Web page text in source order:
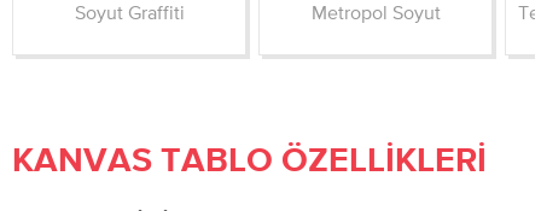
Soyut Graffiti Metropol Soyut
KANVAS TABLO ÖZELLIKLERI